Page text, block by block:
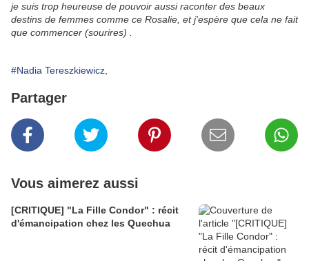
je suis trop heureuse de pouvoir aussi raconter des beaux
destins de femmes comme ce Rosalie, et j'espère que cela ne fait
que commencer (sourires) .
#Nadia Tereszkiewicz,
Partager
Vous aimerez aussi
[CRITIQUE] "La Fille Condor" : récit
d'émancipation chez les Quechua